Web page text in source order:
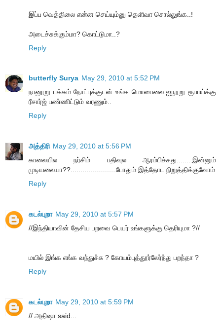
இப்ப வெத்திலை என்ன செய்யும்னு தெளிவா சொல்லுங்க..!
அடைச்சுக்கும்மா? கொட்டுமா..?
Reply
butterfly Surya May 29, 2010 at 5:52 PM
நானூறு பக்கம் நோட்புக்குடன் உங்க மொபைலை ஐநூறு ரூபாய்க்கு
ரீசார்ஜ் பண்ணிட்டும் வரணும்..
Reply
அத்திரி May 29, 2010 at 5:56 PM
காலையில நர்சிம் பதிவுல ஆரம்பிச்சது........இன்னும்
முடியலையா??.......................போதும் இத்தோட நிறுத்திக்குவோம்
Reply
கடல்புறா May 29, 2010 at 5:57 PM
//இந்தியாவின் தேசிய பறவை பெயர் உங்களுக்கு தெரியுமா ?//
மயில் இங்க எங்க வந்துச்சு ? கோயம்புத்தூர்லேர்ந்து பறந்தா ?
Reply
கடல்புறா May 29, 2010 at 5:59 PM
// அதிஷா said...